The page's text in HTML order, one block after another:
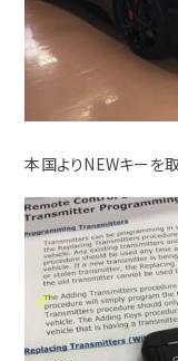
本国よりNEWキーを